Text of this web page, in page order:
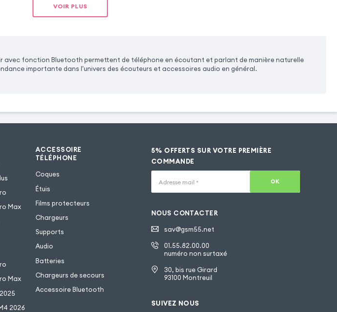
VOIR PLUS
avec fonction Bluetooth permettent de téléphone en écoutant et parlant de manière naturelle
importante dans l'univers des écouteurs et accessoires audio en général.
Max
Max
2026
ACCESSOIRE
TÉLÉPHONE
Coques
Étuis
Films protecteurs
Chargeurs
Supports
Audio
Batteries
Chargeurs de secours
Accessoire Bluetooth
5% OFFERTS SUR VOTRE PREMIÈRE
COMMANDE
Adresse mail * OK
NOUS CONTACTER
sav@gsm55.net
01.55.82.00.00
numéro non surtaxé
30, bis rue Girard
93100 Montreuil
SUIVEZ NOUS